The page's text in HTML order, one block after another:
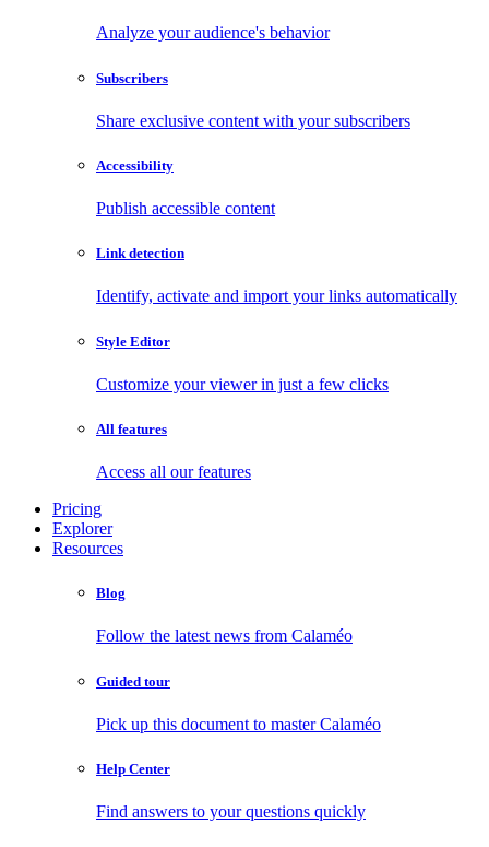
Analyze your audience's behavior
Subscribers
Share exclusive content with your subscribers
Accessibility
Publish accessible content
Link detection
Identify, activate and import your links automatically
Style Editor
Customize your viewer in just a few clicks
All features
Access all our features
Pricing
Explorer
Resources
Blog
Follow the latest news from Calaméo
Guided tour
Pick up this document to master Calaméo
Help Center
Find answers to your questions quickly